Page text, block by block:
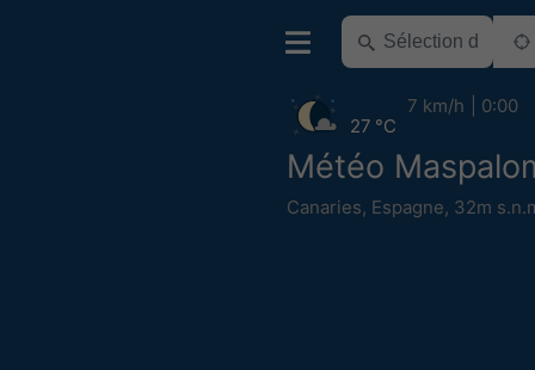
Météo
Canaries, Espagne, 32m
27 °C
7 km/h 0:00